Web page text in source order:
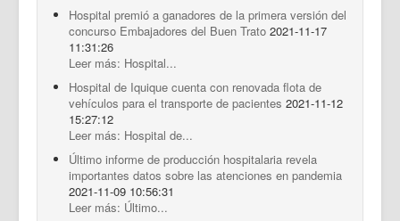
Hospital premió a ganadores de la primera versión del
concurso Embajadores del Buen Trato 2021-11-17
11:31:26
Leer más: Hospital...
Hospital de Iquique cuenta con renovada flota de
vehículos para el transporte de pacientes 2021-11-12
15:27:12
Leer más: Hospital de...
Último informe de producción hospitalaria revela
importantes datos sobre las atenciones en pandemia
2021-11-09 10:56:31
Leer más: Último...